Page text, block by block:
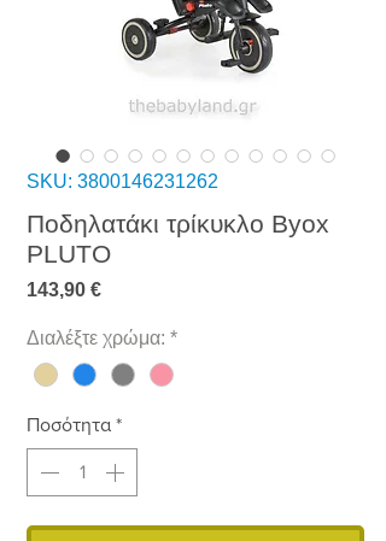
SKU: 3800146231262
Ποδηλατάκι τρίκυκλο Byox
PLUTO
143,90 €Τιμή
Διαλέξτε χρώμα: *
Ποσότητα *